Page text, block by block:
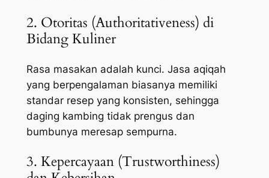
2. Otoritas (Authoritativeness) di
Bidang Kuliner
Rasa masakan adalah kunci. Jasa aqiqah
yang berpengalaman biasanya memiliki
standar resep yang konsisten, sehingga
daging kambing tidak prengus dan
bumbunya meresap sempurna.
3. Kepercayaan (Trustworthiness)